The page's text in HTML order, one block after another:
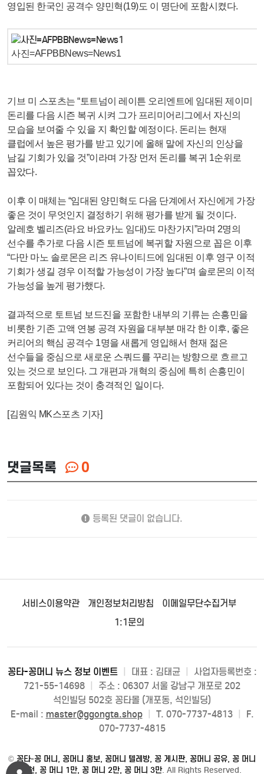
영입된 한국인 공격수 양민혁(19)도 이 명단에 포함시켰다.
사진=AFPBBNews=News1
기브 미 스포츠는 “토트넘이 레이튼 오리엔트에 임대된 제이미
돈리를 다음 시즌 복귀 시켜 그가 프리미어리그에서 자신의
모습을 보여줄 수 있을 지 확인할 예정이다. 돈리는 현재
클럽에서 높은 평가를 받고 있기에 올해 말에 자신의 인상을
남길 기회가 있을 것”이라며 가장 먼저 돈리를 복귀 1순위로
꼽았다.
이후 이 매체는 “임대된 양민혁도 다음 단계에서 자신에게 가장
좋은 것이 무엇인지 결정하기 위해 평가를 받게 될 것이다.
알레호 벨리즈(라요 바요카노 임대)도 마찬가지”라며 2명의
선수를 추가로 다음 시즌 토트넘에 복귀할 자원으로 꼽은 이후
“다만 마노 솔로몬은 리즈 유나이티드에 임대된 이후 영구 이적
기회가 생길 경우 이적할 가능성이 가장 높다”며 솔로몬의 이적
가능성을 높게 평가했다.
결과적으로 토트넘 보드진을 포함한 내부의 기류는 손흥민을
비롯한 기존 고액 연봉 공격 자원을 대부분 매각 한 이후, 좋은
커리어의 핵심 공격수 1명을 새롭게 영입해서 현재 젊은
선수들을 중심으로 새로운 스쿼드를 꾸리는 방향으로 흐르고
있는 것으로 보인다. 그 개편과 개혁의 중심에 특히 손흥민이
포함되어 있다는 것이 충격적인 일이다.
[김원익 MK스포츠 기자]
댓글목록 0
등록된 댓글이 없습니다.
서비스이용약관 개인정보처리방침
이메일무단수집거부
1:1문의
꽁타-꽁머니 뉴스 정보 이벤트 대표 : 김태균
사업자등록번호 :
721-55-14698
주소 : 06307 서울 강남구 개포로 202
석인빌딩 502호 꽁타몰 (개포동, 석인빌딩)
E-mail : master@ggongta.shop T. 070-7737-4813
F.
070-7737-4815
©꽁타-꽁 머니, 꽁머니 홍보, 꽁머니 텔레방, 꽁 게시판, 꽁머니 공유, 꽁 머니
5천, 꽁 머니 1만, 꽁 머니 2만, 꽁 머니 3만. All Rights Reserved.